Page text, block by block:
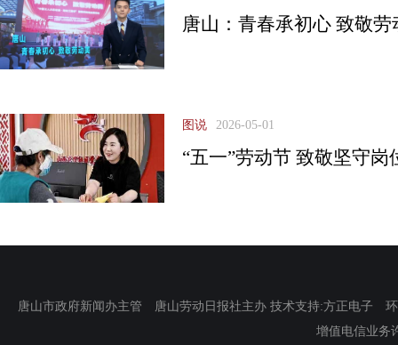
唐山：青春承初心 致敬劳
图说 2026-05-01
“五一”劳动节 致敬坚守岗
唐山市政府新闻办主管 唐山劳动日报社主办 技术支持:方正电子
增值电信业务